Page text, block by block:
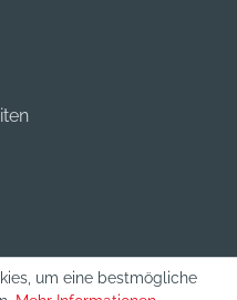
um eine bestmögliche